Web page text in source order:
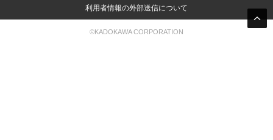
利用者情報の外部送信について
©KADOKAWA CORPORATION